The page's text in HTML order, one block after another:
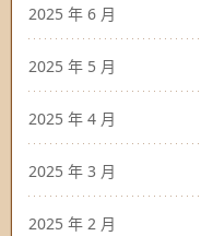
2025 年 6 月
2025 年 5 月
2025 年 4 月
2025 年 3 月
2025 年 2 月